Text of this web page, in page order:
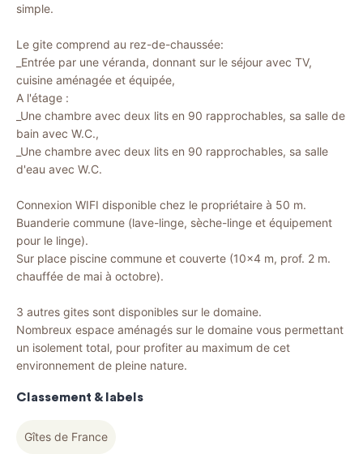
simple.
Le gite comprend au rez-de-chaussée:
_Entrée par une véranda, donnant sur le séjour avec TV,
cuisine aménagée et équipée,
A l'étage :
_Une chambre avec deux lits en 90 rapprochables, sa salle de
bain avec W.C.,
_Une chambre avec deux lits en 90 rapprochables, sa salle
d'eau avec W.C.
Connexion WIFI disponible chez le propriétaire à 50 m.
Buanderie commune (lave-linge, sèche-linge et équipement
pour le linge).
Sur place piscine commune et couverte (10x4 m, prof. 2 m.
chauffée de mai à octobre).
3 autres gites sont disponibles sur le domaine.
Nombreux espace aménagés sur le domaine vous permettant
un isolement total, pour profiter au maximum de cet
environnement de pleine nature.
Classement & labels
Gîtes de France